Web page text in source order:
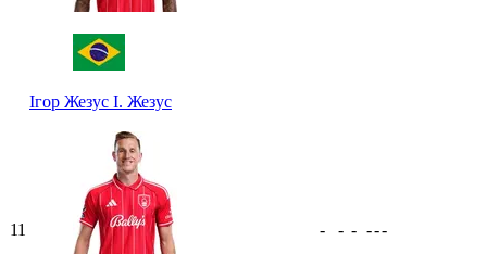
Ігор Жезус І. Жезус
11 - - - ---